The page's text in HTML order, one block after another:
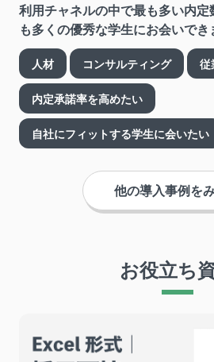
利用チャネルの中で最も多い内
も多くの優秀な学生にお会いでき
人材 コンサルティング 従
内定承諾率を高めたい
自社にフィットする学生に会いたい
他の導入事例を
お役立ち